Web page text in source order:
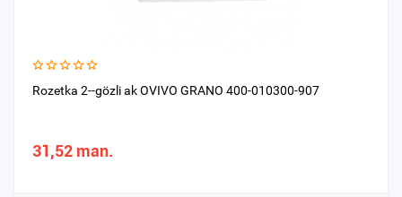
Rozetka 2--gözli ak OVIVO GRANO 400-010300-907
31,52 man.